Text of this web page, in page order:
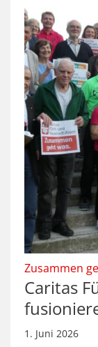
Zusammen
Caritas
1. Juni 2026